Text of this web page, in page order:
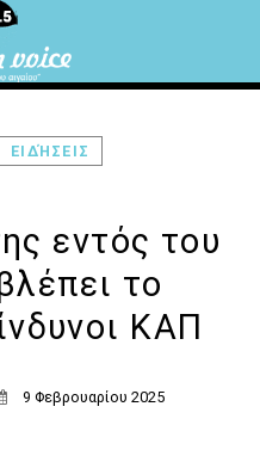
ΕΙΔΉΣΕΙΣ
εντός του
το
ΚΑΠ
9 Φεβρουαρίου 2025